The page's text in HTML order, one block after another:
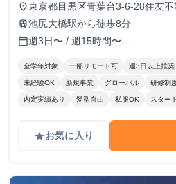
place東京都目黒区青葉台3-6-28住友
train池尻大橋駅から徒歩8分
calendar_today週3日〜 / 週15時間〜
全学年対象 一部リモート可 週3日以上推奨
未経験OK 新規事業 グローバル 研修制
内定実績あり 髪型自由 私服OK スター
gradeお気に入り